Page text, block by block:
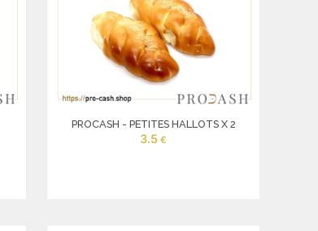
PROCASH - PETITES HALLOTS X 2
3.5